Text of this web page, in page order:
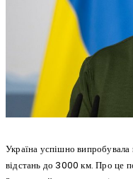
Україна успішно
відстань до 3000 км. Про це